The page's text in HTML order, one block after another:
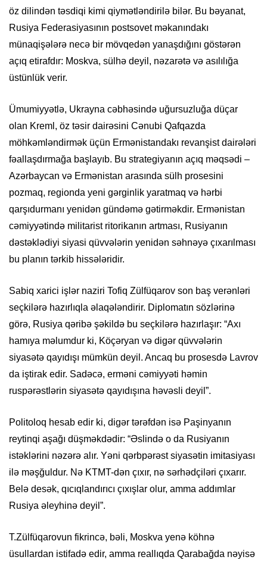
öz dilindən təsdiqi kimi qiymətləndirilə bilər. Bu bəyanat,
Rusiya Federasiyasının postsovet məkanındakı
münaqişələrə necə bir mövqedən yanaşdığını göstərən
açıq etirafdır: Moskva, sülhə deyil, nəzarətə və asılılığa
üstünlük verir.
Ümumiyyətlə, Ukrayna cəbhəsində uğursuzluğa düçar
olan Kreml, öz təsir dairəsini Cənubi Qafqazda
möhkəmləndirmək üçün Ermənistandakı revanşist dairələri
fəallaşdırmağa başlayıb. Bu strategiyanın açıq məqsədi –
Azərbaycan və Ermənistan arasında sülh prosesini
pozmaq, regionda yeni gərginlik yaratmaq və hərbi
qarşıdurmanı yenidən gündəmə gətirməkdir. Ermənistan
cəmiyyətində militarist ritorikanın artması, Rusiyanın
dəstəklədiyi siyasi qüvvələrin yenidən səhnəyə çıxarılması
bu planın tərkib hissələridir.
Sabiq xarici işlər naziri Tofiq Zülfüqarov son baş verənləri
seçkilərə hazırlıqla əlaqələndirir. Diplomatın sözlərinə
görə, Rusiya qəribə şəkildə bu seçkilərə hazırlaşır: “Axı
hamıya məlumdur ki, Köçəryan və digər qüvvələrin
siyasətə qayıdışı mümkün deyil. Ancaq bu prosesdə Lavrov
da iştirak edir. Sadəcə, erməni cəmiyyəti həmin
ruspərəstlərin siyasətə qayıdışına həvəsli deyil”.
Politoloq hesab edir ki, digər tərəfdən isə Paşinyanın
reytinqi aşağı düşməkdədir: “Əslində o da Rusiyanın
istəklərini nəzərə alır. Yəni qərbpərəst siyasətin imitasiyası
ilə məşğuldur. Nə KTMT-dən çıxır, nə sərhədçiləri çıxarır.
Belə desək, qıcıqlandırıcı çıxışlar olur, amma addımlar
Rusiya əleyhinə deyil”.
T.Zülfüqarovun fikrincə, bəli, Moskva yenə köhnə
üsullardan istifadə edir, amma reallıqda Qarabağda nəyisə